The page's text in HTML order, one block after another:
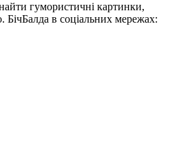
гумористичні картинки,
в соціальних мережах: